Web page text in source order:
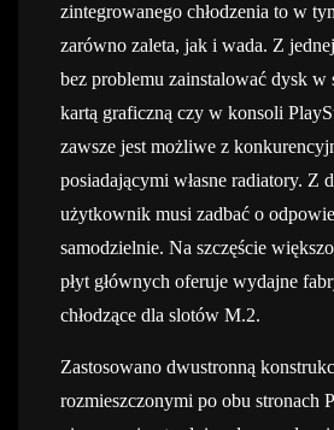
zintegrowanego chłodzenia to w
zarówno zaleta, jak i wada. Z
bez problemu zainstalować dysk w
kartą graficzną czy w konsoli
zawsze jest możliwe z
posiadającymi własne radiatory. Z
użytkownik musi zadbać o
samodzielnie. Na szczęście
płyt głównych oferuje wydajne
chłodzące dla slotów M.2.
Zastosowano dwustronną
rozmieszczonymi po obu stronach